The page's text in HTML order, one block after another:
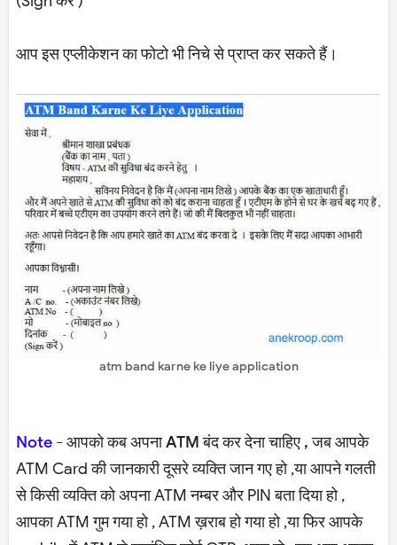
आप इस एप्लीकेशन का फोटो भी निचे से प्राप्त कर सकते हैं।
atm band karne ke liye application
Note - आपकोकब अपना ATM बंद कर देना चाहिए ,जब आपके
ATM Card की जानकारी दूसरे व्यक्ति जान गए हो ,या आपने गलती
से किसी व्यक्ति को अपना ATM नम्बर और PIN बता दिया हो ,
आपका ATM गुम गया हो , ATM ख़राब हो गया हो ,या फिर आपके